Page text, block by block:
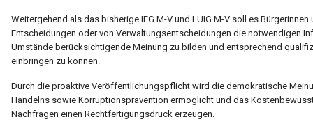
Weitergehend als das bisherige IFG M-V und LUIG M-V soll es
Entscheidungen oder von Verwaltungsentscheidungen die notwendigen
Umstände berücksichtigende Meinung zu bilden und entsprechend
einbringen zu können.
Durch die proaktive Veröffentlichungspflicht wird die demokratische
Handelns sowie Korruptionsprävention ermöglicht und das
Nachfragen einen Rechtfertigungsdruck erzeugen.